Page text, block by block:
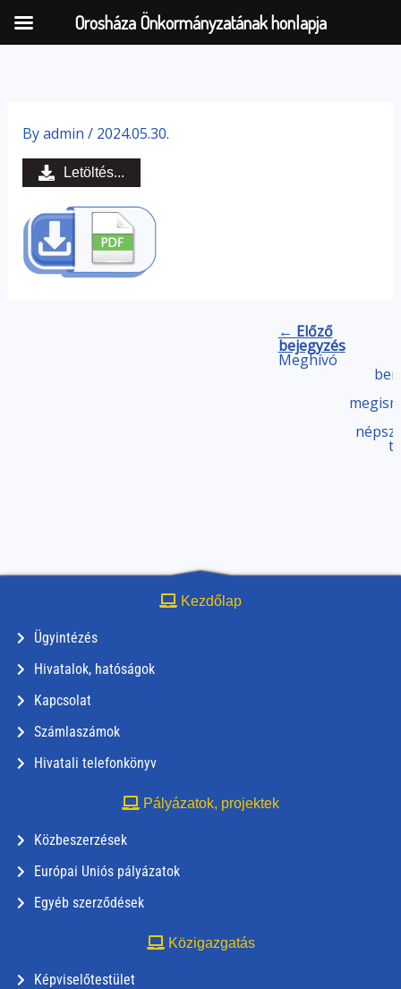
content
Byadmin / 2024.05.30.
Letöltés...
← Előző
bejegyzés
Meghívó
Kezdőlap
Ügyintézés
Hivatalok, hatóságok
Kapcsolat
Számlaszámok
Hivatali telefonkönyv
Pályázatok, projektek
Közbeszerzések
Európai Uniós pályázatok
Egyéb szerződések
Közigazgatás
Képviselőtestület
Orosháza Önkormányzatának honlapja